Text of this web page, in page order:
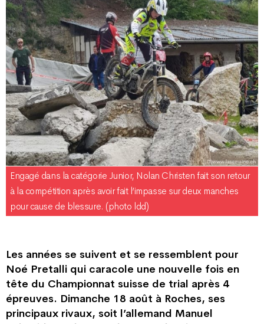
Engagé dans la catégorie Junior, Nolan Christen fait son retour
à la compétition après avoir fait l’impasse sur deux manches
pour cause de blessure. (photo ldd)
Les années se suivent et se ressemblent pour
Noé Pretalli qui caracole une nouvelle fois en
tête du Championnat suisse de trial après 4
épreuves. Dimanche 18 août à Roches, ses
principaux rivaux, soit l’allemand Manuel